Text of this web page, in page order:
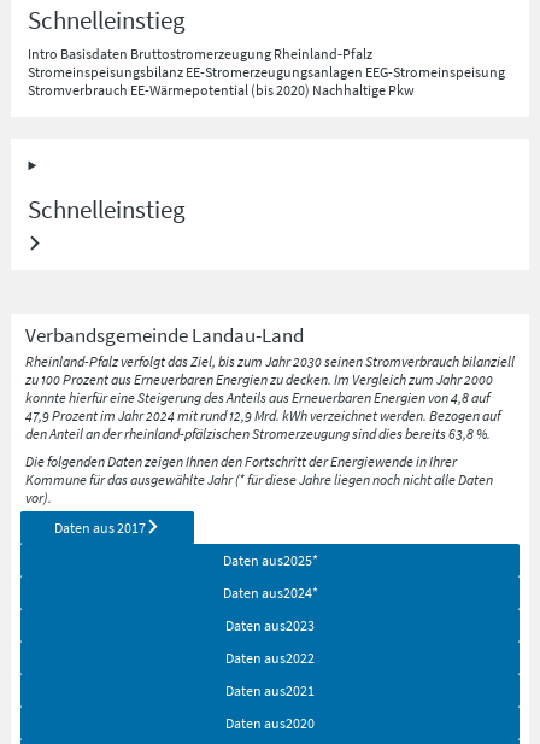
Schnelleinstieg
Intro Basisdaten Bruttostromerzeugung Rheinland-Pfalz
Stromeinspeisungsbilanz EE-Stromerzeugungsanlagen EEG-Stromeinspeisung
Stromverbrauch EE-Wärmepotential (bis 2020) Nachhaltige Pkw
Schnelleinstieg
Verbandsgemeinde Landau-Land
Rheinland-Pfalz verfolgt das Ziel, bis zum Jahr 2030 seinen Stromverbrauch bilanziell
zu 100 Prozent aus Erneuerbaren Energien zu decken. Im Vergleich zum Jahr 2000
konnte hierfür eine Steigerung des Anteils aus Erneuerbaren Energien von 4,8 auf
47,9 Prozent im Jahr 2024 mit rund 12,9 Mrd. kWh verzeichnet werden. Bezogen auf
den Anteil an der rheinland-pfälzischen Stromerzeugung sind dies bereits 63,8 %.
Die folgenden Daten zeigen Ihnen den Fortschritt der Energiewende in Ihrer
Kommune für das ausgewählte Jahr (* für diese Jahre liegen noch nicht alle Daten
vor).
Daten aus2017
Daten aus2025*
Daten aus2024*
Daten aus2023
Daten aus2022
Daten aus2021
Daten aus2020